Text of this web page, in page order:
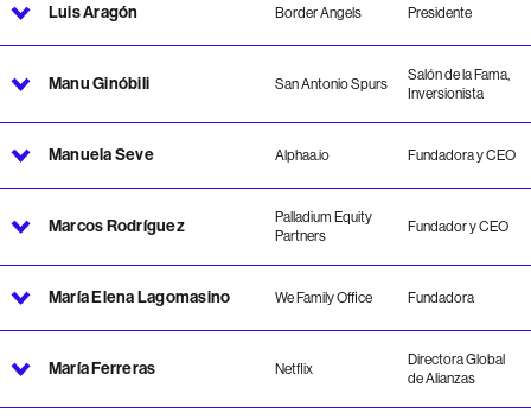
Luis Aragón Border Angels Presidente
Manu Ginóbili San Antonio Spurs
Salón de la Fama,
Inversionista
Manuela Seve Alphaa.io Fundadora y CEO
Marcos Rodríguez
Palladium Equity
Partners
Fundador y CEO
María Elena Lagomasino We Family Office Fundadora
María Ferreras Netflix
Directora Global
de Alianzas